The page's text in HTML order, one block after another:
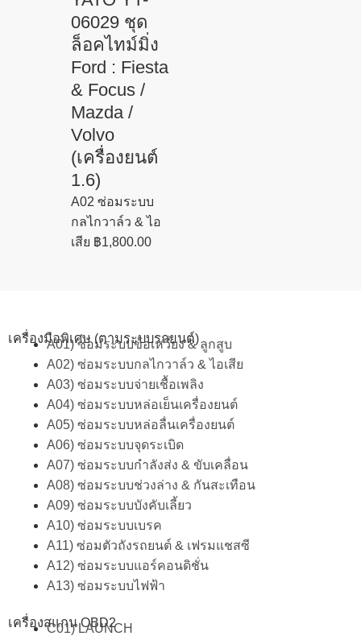
06029 ชุด
ล็อคไทม์มิ่ง
Ford : Fiesta
& Focus /
Mazda /
Volvo
(เครื่องยนต์
1.6)
A02 ซ่อมระบบ
กลไกวาล์ว & ไอ
เสีย ฿1,800.00
เครื่องมือพิเศษ (ตามระบบรถยนต์)
A01) ซ่อมระบบข้อเหวี่ยง & ลูกสูบ
A02) ซ่อมระบบกลไกวาล์ว & ไอเสีย
A03) ซ่อมระบบจ่ายเชื้อเพลิง
A04) ซ่อมระบบหล่อเย็นเครื่องยนต์
A05) ซ่อมระบบหล่อลื่นเครื่องยนต์
A06) ซ่อมระบบจุดระเบิด
A07) ซ่อมระบบกำลังส่ง & ขับเคลื่อน
A08) ซ่อมระบบช่วงล่าง & กันสะเทือน
A09) ซ่อมระบบบังคับเลี้ยว
A10) ซ่อมระบบเบรค
A11) ซ่อมตัวถังรถยนต์ & เฟรมแชสซี
A12) ซ่อมระบบแอร์คอนดิชั่น
A13) ซ่อมระบบไฟฟ้า
เครื่องสแกน OBD2
C01) LAUNCH